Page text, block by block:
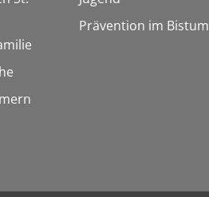
Prävention im Bistum